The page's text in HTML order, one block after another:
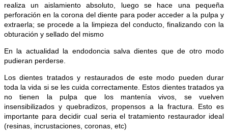
realiza un aislamiento absoluto, luego se hace una pequeña
perforación en la corona del diente para poder acceder a la pulpa y
extraerla; se procede a la limpieza del conducto, finalizando con la
obturación y sellado del mismo
En la actualidad la endodoncia salva dientes que de otro modo
pudieran perderse.
Los dientes tratados y restaurados de este modo pueden durar
toda la vida si se les cuida correctamente. Estos dientes tratados ya
no tienen la pulpa que los mantenía vivos, se vuelven
insensibilizados y quebradizos, propensos a la fractura. Esto es
importante para decidir cual seria el tratamiento restaurador ideal
(resinas, incrustaciones, coronas, etc)